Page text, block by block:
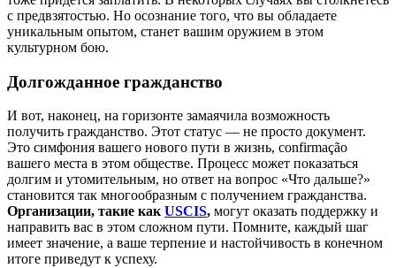
с предвзятостью. Но осознание того, что вы обладаете
уникальным опытом, станет вашим оружием в этом
культурном бою.
Долгожданное гражданство
И вот, наконец, на горизонте замаячила возможность
получить гражданство. Этот статус — не просто документ.
Это симфония вашего нового пути в жизнь, confirmação
вашего места в этом обществе. Процесс может показаться
долгим и утомительным, но ответ на вопрос «Что дальше?»
становится так многообразным с получением гражданства.
Организации, такие как USCIS, могут оказать поддержку и
направить вас в этом сложном пути. Помните, каждый шаг
имеет значение, а ваше терпение и настойчивость в конечном
итоге приведут к успеху.